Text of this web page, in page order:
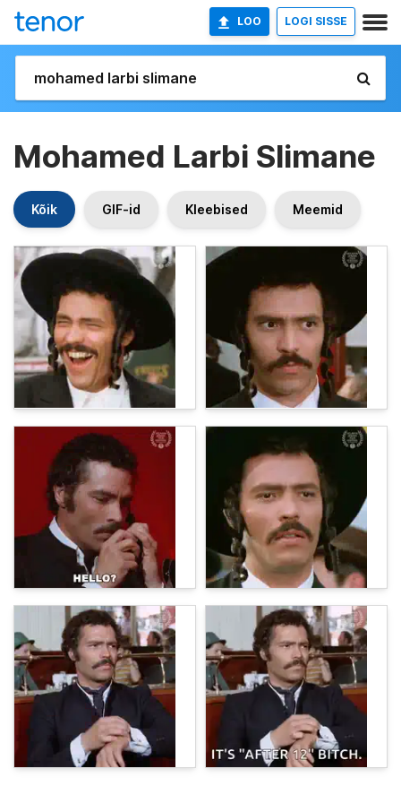
LOO LOGI SISSE
Mohamed Larbi Slimane
Kõik GIF-id Kleebised Meemid